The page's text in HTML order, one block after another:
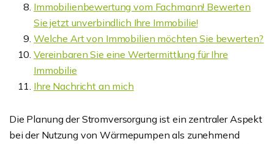
Immobilienbewertung vom Fachmann! Bewerten
Sie jetzt unverbindlich Ihre Immobilie!
Welche Art von Immobilien möchten Sie bewerten?
Vereinbaren Sie eine Wertermittlung für Ihre
Immobilie
Ihre Nachricht an mich
Die Planung der Stromversorgung ist ein zentraler Aspekt
bei der Nutzung von Wärmepumpen als zunehmend